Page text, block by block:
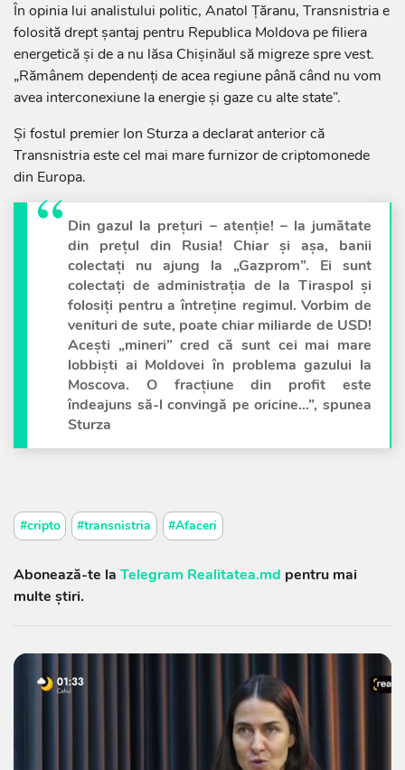
În opinia lui analistului politic, Anatol Țăranu, Transnistria e
folosită drept șantaj pentru Republica Moldova pe filiera
energetică și de a nu lăsa Chișinăul să migreze spre vest.
„Rămânem dependenți de acea regiune până când nu vom
avea interconexiune la energie și gaze cu alte state”.
Și fostul premier Ion Sturza a declarat anterior că
Transnistria este cel mai mare furnizor de criptomonede
din Europa.
Din gazul la prețuri – atenție! – la jumătate
din prețul din Rusia! Chiar și așa, banii
colectați nu ajung la „Gazprom”. Ei sunt
colectați de administrația de la Tiraspol și
folosiți pentru a întreține regimul. Vorbim de
venituri de sute, poate chiar miliarde de USD!
Acești „mineri” cred că sunt cei mai mare
lobbiști ai Moldovei în problema gazului la
Moscova. O fracțiune din profit este
îndeajuns să-l convingă pe oricine…”, spunea
Sturza
#cripto #transnistria #Afaceri
Abonează-te la Telegram Realitatea.md pentru mai
multe știri.